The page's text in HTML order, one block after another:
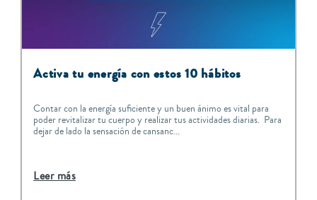
Activa tu energía con estos 10 hábitos
Contar con la energía suficiente y un buen ánimo es vital para
poder revitalizar tu cuerpo y realizar tus actividades diarias. Para
dejar de lado la sensación de cansanc...
Leer más